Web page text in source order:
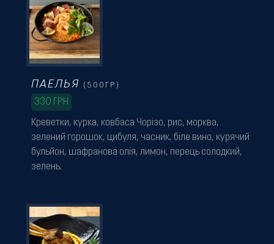
Креветки, курка, ковбаса Чорізо, рис, морква,
зелений горошок, цибуля, часник, біле вино, курячий
бульйон, шафранова олія, лимон, перець солодкий,
зелень.
ПАЕЛЬЯ (500ГР)
330 ГРН